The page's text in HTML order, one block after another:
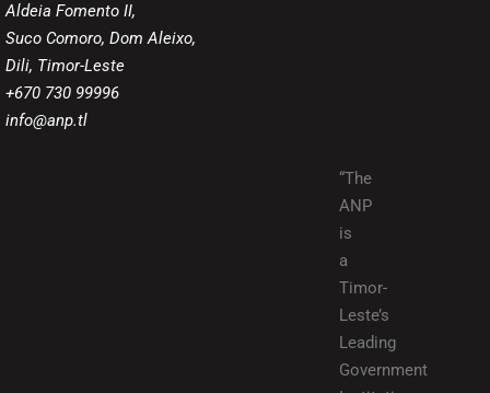
Aldeia Fomento II,
Suco Comoro, Dom Aleixo,
Dili, Timor-Leste
+670 730 99996
info@anp.tl
“The
ANP
is
a
Timor-
Leste’s
Leading
Government